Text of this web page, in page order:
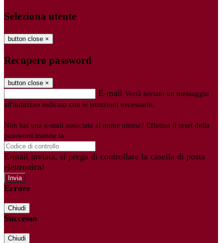
Seleziona utente
button close ×
Recupero password
button close ×
E-mail Verrà inviato un messaggio
all'indirizzo indicato con le istruzioni necessarie.
Non hai una e-mail associata al nome utente? Effettua il reset della
password tramite la
E-mail inviata, si prega di controllare la casella di posta
elettronica!
Errore
Chiudi
Successo
Chiudi